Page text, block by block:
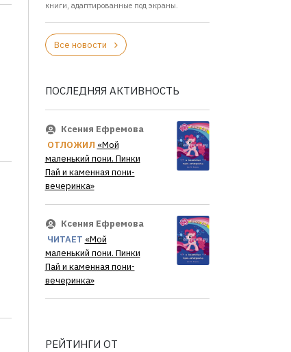
книги, адаптированные под экраны.
Все новости
ПОСЛЕДНЯЯ АКТИВНОСТЬ
Ксения Ефремова
ОТЛОЖИЛ «Мой
маленький пони. Пинки
Пай и каменная пони-
вечеринка»
Ксения Ефремова
ЧИТАЕТ «Мой
маленький пони. Пинки
Пай и каменная пони-
вечеринка»
РЕЙТИНГИ ОТ